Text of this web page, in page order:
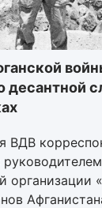
десантной
ВДВ
организации